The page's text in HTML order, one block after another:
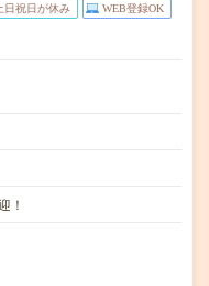
日祝日が休み WEB登録OK
！